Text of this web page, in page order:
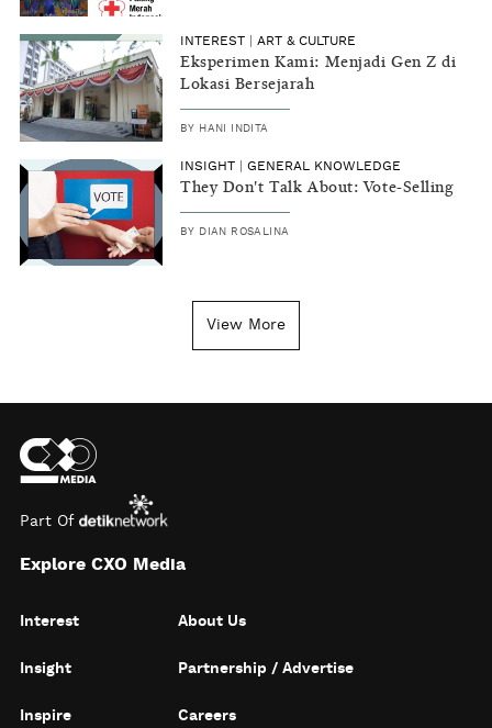
INTEREST ART & CULTURE
Eksperimen Kami: Menjadi Gen Z di
Lokasi Bersejarah
BY HANI INDITA
INSIGHT GENERAL KNOWLEDGE
They Don't Talk About: Vote-Selling
BY DIAN ROSALINA
View More
Part Of
Explore CXO Media
Interest
Insight
Inspire
About Us
Partnership / Advertise
Careers